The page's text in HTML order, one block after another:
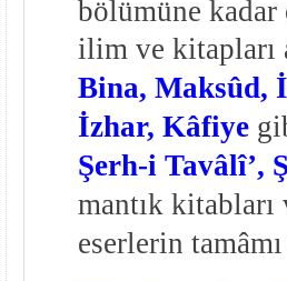
bölümüne
ilim ve
Bina, Maksûd,
İzhar, Kâfiye
Şerh-i Tavâlî’,
mantık
eserlerin